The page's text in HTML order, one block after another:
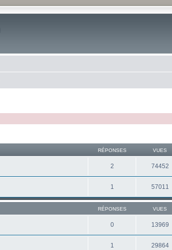
RÉPONSES VUES
2 74452
1 57011
RÉPONSES VUES
0 13969
1 29864